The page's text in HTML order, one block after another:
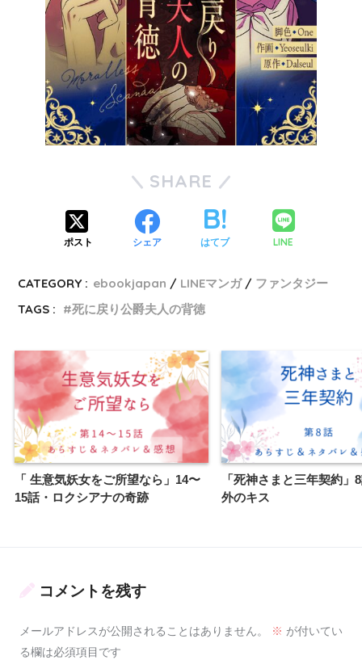
SHARE
ポスト シェア はてブ LINE
CATEGORY : ebookjapan LINEマンガ
ファンタジー
TAGS :
死に戻り公爵夫人の背徳
「 生意気妖女をご所望なら」14〜
15話・ロクシアナの奇跡
「死神さまと三年契約」
外のキス
コメントを残す
メールアドレスが公開されることはありません。 ※ が付いてい
る欄は必須項目です